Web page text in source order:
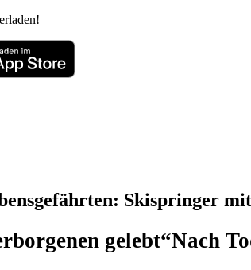
Skispringer
gelebt“Nach